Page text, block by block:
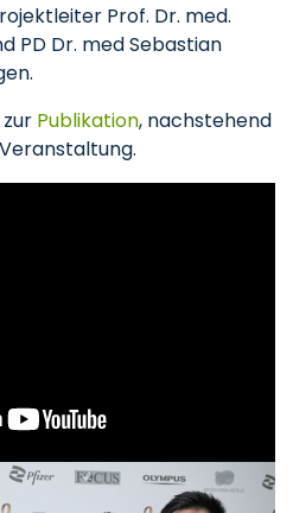
Prof. Dr. med.
PD Dr. med Sebastian
Publikation, nachstehend